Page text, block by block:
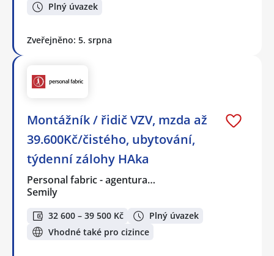
Plný úvazek
Zveřejněno: 5. srpna
Montážník / řidič VZV, mzda až
39.600Kč/čistého, ubytování,
týdenní zálohy HAka
Personal fabric - agentura…
Semily
32 600 – 39 500 Kč
Plný úvazek
Vhodné také pro cizince